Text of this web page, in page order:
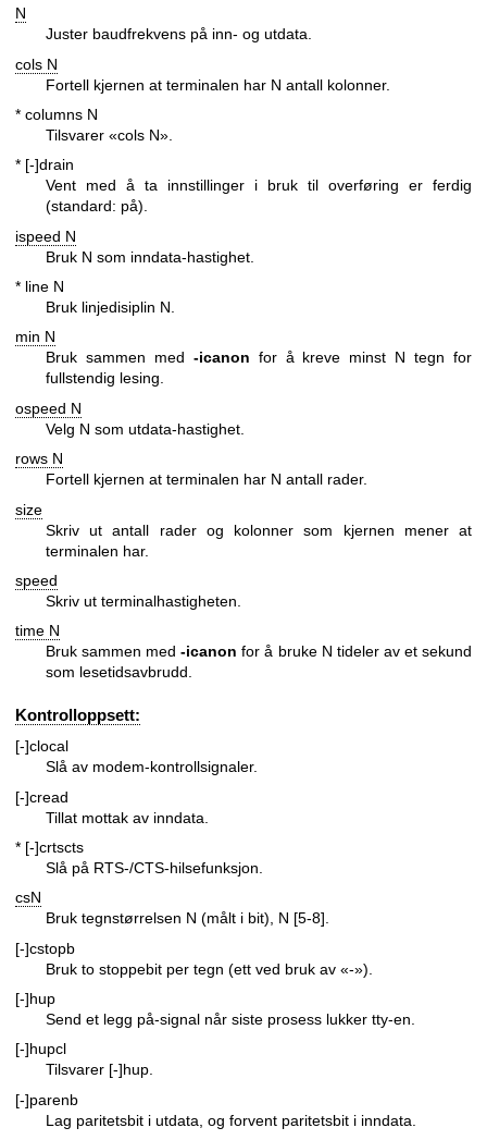
N
Juster baudfrekvens på inn- og utdata.
cols N
Fortell kjernen at terminalen har N antall kolonner.
* columns N
Tilsvarer «cols N».
* [-]drain
Vent med å ta innstillinger i bruk til overføring er ferdig
(standard: på).
ispeed N
Bruk N som inndata-hastighet.
* line N
Bruk linjedisiplin N.
min N
Bruk sammen med -icanon for å kreve minst N tegn for
fullstendig lesing.
ospeed N
Velg N som utdata-hastighet.
rows N
Fortell kjernen at terminalen har N antall rader.
size
Skriv ut antall rader og kolonner som kjernen mener at
terminalen har.
speed
Skriv ut terminalhastigheten.
time N
Bruk sammen med-icanon for å bruke N tideler av et sekund
som lesetidsavbrudd.
Kontrolloppsett:
[-]clocal
Slå av modem-kontrollsignaler.
[-]cread
Tillat mottak av inndata.
* [-]crtscts
Slå på RTS-/CTS-hilsefunksjon.
csN
Bruk tegnstørrelsen N (målt i bit), N [5-8].
[-]cstopb
Bruk to stoppebit per tegn (ett ved bruk av «-»).
[-]hup
Send et legg på-signal når siste prosess lukker tty-en.
[-]hupcl
Tilsvarer [-]hup.
[-]parenb
Lag paritetsbit i utdata, og forvent paritetsbit i inndata.